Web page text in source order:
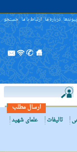
پیوندها درباره ما ارتباط با ما جستجو
ارسال مطلب
تالیفات
علمای شهید